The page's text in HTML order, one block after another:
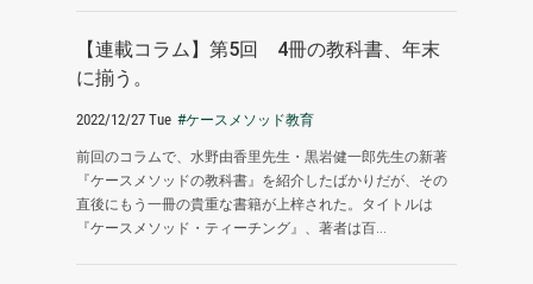
【連載コラム】第5回 4冊の教科書、年末
に揃う。
2022/12/27 Tue #ケースメソッド教育
前回のコラムで、水野由香里先生・黒岩健一郎先生の新著
『ケースメソッドの教科書』を紹介したばかりだが、その
直後にもう一冊の貴重な書籍が上梓された。タイトルは
『ケースメソッド・ティーチング』、著者は百...